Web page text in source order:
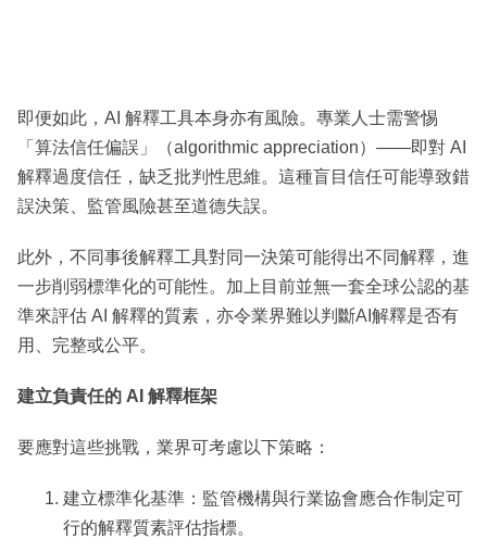
即便如此，AI 解釋工具本身亦有風險。專業人士需警惕
「算法信任偏誤」（algorithmic appreciation）——即對 AI
解釋過度信任，缺乏批判性思維。這種盲目信任可能導致錯
誤決策、監管風險甚至道德失誤。
此外，不同事後解釋工具對同一決策可能得出不同解釋，進
一步削弱標準化的可能性。加上目前並無一套全球公認的基
準來評估 AI 解釋的質素，亦令業界難以判斷AI解釋是否有
用、完整或公平。
建立負責任的 AI 解釋框架
要應對這些挑戰，業界可考慮以下策略：
建立標準化基準：監管機構與行業協會應合作制定可
行的解釋質素評估指標。